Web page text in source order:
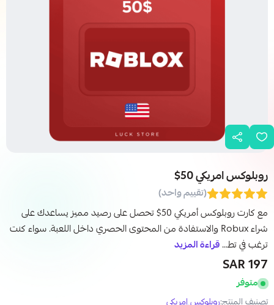
روبلوكس امريكي 50$
(تقييم واحد)
مع كارت روبلوكس أمريكي 50$ تحصل على رصيد مميز يساعدك على
شراء Robux والاستفادة من المحتوى الحصري داخل اللعبة. سواء كنت
ترغب في تط...قراءة المزيد
197 SAR
متوفر